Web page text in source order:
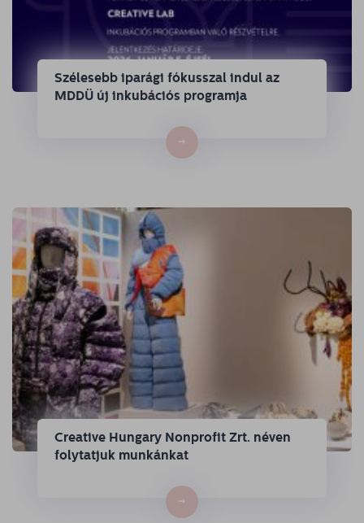
Szélesebb iparági fókusszal indul az
MDDÜ új inkubációs programja
→
Creative Hungary Nonprofit Zrt. néven
folytatjuk munkánkat
→